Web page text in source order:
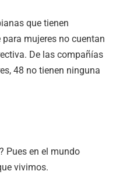
que tienen
mujeres no cuentan
De las compañías
48 no tienen ninguna
Pues en el mundo
vivimos.